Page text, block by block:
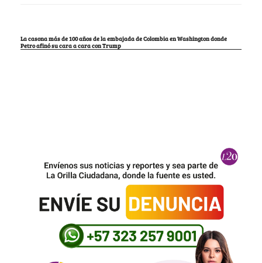
La casona más de 100 años de la embajada de Colombia en Washington donde
Petro afinó su cara a cara con Trump